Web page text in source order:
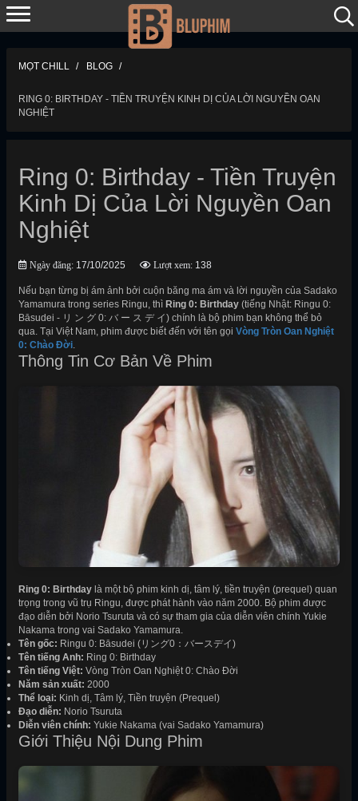
MỌT CHILL BLOG
RING 0: BIRTHDAY - TIỀN TRUYỆN KINH DỊ CỦA LỜI NGUYỀN OAN
NGHIỆT
Ring 0: Birthday - Tiền Truyện
Kinh Dị Của Lời Nguyền Oan
Nghiệt
Ngày đăng: 17/10/2025 Lượt xem: 138
Nếu bạn từng bị ám ảnh bởi cuộn băng ma ám và lời nguyền của Sadako
Yamamura trong series Ringu, thì Ring 0: Birthday (tiếng Nhật: Ringu 0:
Bāsudei - リ ン グ 0: バ ー ス デ イ) chính là bộ phim bạn không thể bỏ
qua. Tại Việt Nam, phim được biết đến với tên gọi Vòng Tròn Oan Nghiệt
0: Chào Đời.
Thông Tin Cơ Bản Về Phim
Ring 0: Birthday là một bộ phim kinh dị, tâm lý, tiền truyện (prequel) quan
trọng trong vũ trụ Ringu, được phát hành vào năm 2000. Bộ phim được
đạo diễn bởi Norio Tsuruta và có sự tham gia của diễn viên chính Yukie
Nakama trong vai Sadako Yamamura.
Tên gốc: Ringu 0: Bāsudei (リング0：バースデイ)
Tên tiếng Anh: Ring 0: Birthday
Tên tiếng Việt: Vòng Tròn Oan Nghiệt 0: Chào Đời
Năm sản xuất: 2000
Thể loại: Kinh dị, Tâm lý, Tiền truyện (Prequel)
Đạo diễn: Norio Tsuruta
Diễn viên chính: Yukie Nakama (vai Sadako Yamamura)
Giới Thiệu Nội Dung Phim